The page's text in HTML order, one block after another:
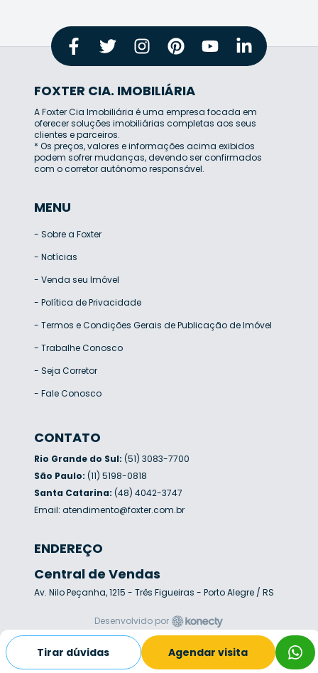
Tirar dúvidas Agendar visita
FOXTER CIA. IMOBILIÁRIA
A Foxter Cia Imobiliária é uma empresa focada em
oferecer soluções imobiliárias completas aos seus
clientes e parceiros.
* Os preços, valores e informações acima exibidos
podem sofrer mudanças, devendo ser confirmados
com o corretor autônomo responsável.
MENU
- Sobre a Foxter
- Notícias
- Venda seu Imóvel
- Política de Privacidade
- Termos e Condições Gerais de Publicação de Imóvel
- Trabalhe Conosco
- Seja Corretor
- Fale Conosco
CONTATO
Rio Grande do Sul: (51) 3083-7700
São Paulo: (11) 5198-0818
Santa Catarina: (48) 4042-3747
Email: atendimento@foxter.com.br
ENDEREÇO
Central de Vendas
Av. Nilo Peçanha, 1215 - Três Figueiras - Porto Alegre / RS
Desenvolvido por